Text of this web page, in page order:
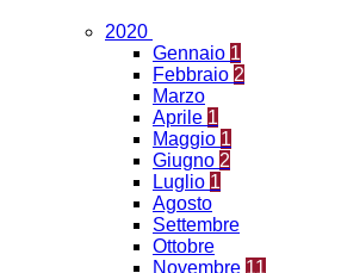
2020
Gennaio 1
Febbraio 2
Marzo
Aprile 1
Maggio 1
Giugno 2
Luglio 1
Agosto
Settembre
Ottobre
Novembre 11